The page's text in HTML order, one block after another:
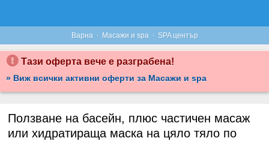
Варна · Масажи и spa · SPA център
Тази оферта вече е разграбена!
» Виж всички активни оферти за Масажи и spa
Ползване на басейн, плюс частичен масаж
или хидратираща маска на цяло тяло по